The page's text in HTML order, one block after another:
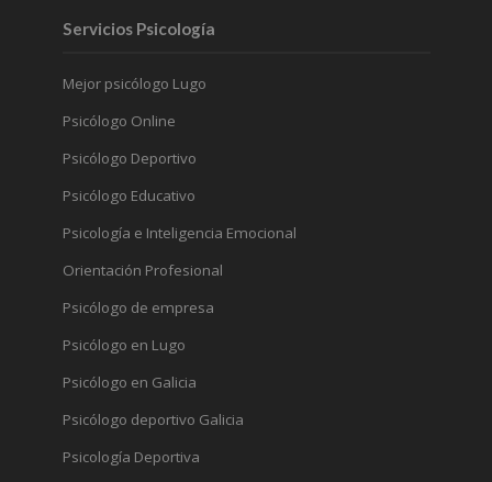
Servicios Psicología
Mejor psicólogo Lugo
Psicólogo Online
Psicólogo Deportivo
Psicólogo Educativo
Psicología e Inteligencia Emocional
Orientación Profesional
Psicólogo de empresa
Psicólogo en Lugo
Psicólogo en Galicia
Psicólogo deportivo Galicia
Psicología Deportiva